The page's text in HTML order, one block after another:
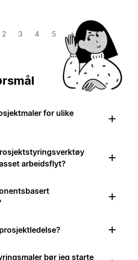
2 3 4 5 →
for ulike
arbeidsflyt?
bør jeg starte